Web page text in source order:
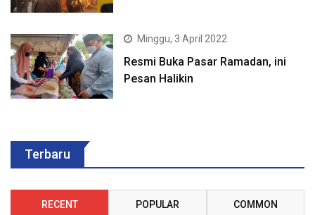
Minggu, 3 April 2022
Resmi Buka Pasar Ramadan, ini
Pesan Halikin
Terbaru
RECENT POPULAR COMMON